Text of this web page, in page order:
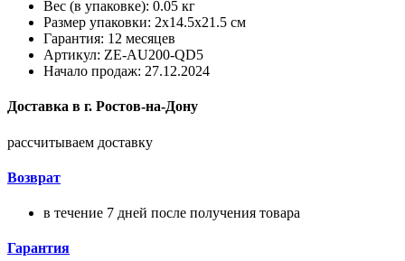
Вес (в упаковке): 0.05 кг
Размер упаковки: 2x14.5x21.5 см
Гарантия: 12 месяцев
Артикул: ZE-AU200-QD5
Начало продаж: 27.12.2024
Доставка в г. Ростов-на-Дону
рассчитываем доставку
Возврат
в течение 7 дней после получения товара
Гарантия